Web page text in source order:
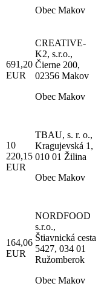
Obec Makov
691,20
EUR
CREATIVE-
K2, s.r.o.,
Čierne 200,
02356 Makov
Obec Makov
10
220,15
EUR
TBAU, s. r. o.,
Kragujevská 1,
010 01 Žilina
Obec Makov
164,06
EUR
NORDFOOD
s.r.o.,
Štiavnická cesta
5427, 034 01
Ružomberok
Obec Makov